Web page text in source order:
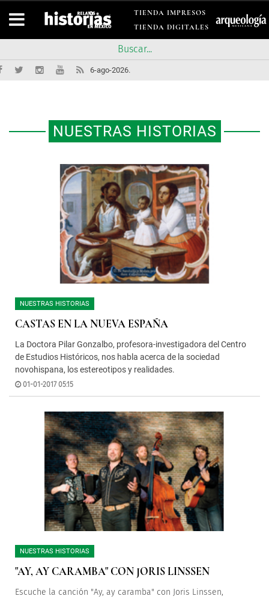
TIENDA IMPRESOS
TIENDA DIGITALES
6-ago-2026.
NUESTRAS HISTORIAS
NUESTRAS HISTORIAS
CASTAS EN LA NUEVA ESPAÑA
La Doctora Pilar Gonzalbo, profesora-investigadora del Centro
de Estudios Históricos, nos habla acerca de la sociedad
novohispana, los estereotipos y realidades.
01-01-2017 05:15
NUESTRAS HISTORIAS
"AY, AY CARAMBA" CON JORIS LINSSEN
Escuche la canción "Ay, ay caramba" con Joris Linssen,